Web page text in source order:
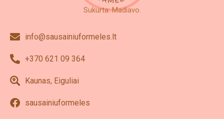
Sukurta: Madiavo.
info@sausainiuformeles.lt
+370 621 09 364
Kaunas, Eiguliai
sausainiuformeles